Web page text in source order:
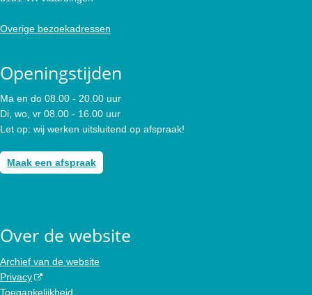
Overige bezoekadressen
Openingstijden
Ma en do 08.00 - 20.00 uur
Di, wo, vr 08.00 - 16.00 uur
Let op: wij werken uitsluitend op afspraak!
Maak een afspraak
Over de website
Archief van de website
Privacy
Toegankelijkheid